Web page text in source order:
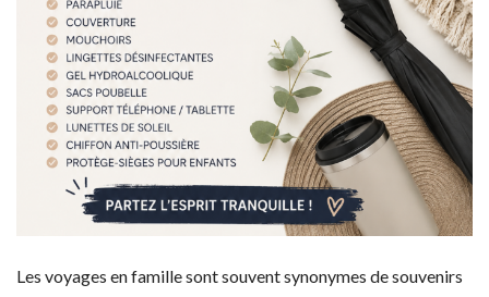
Les voyages en famille sont souvent synonymes de souvenirs